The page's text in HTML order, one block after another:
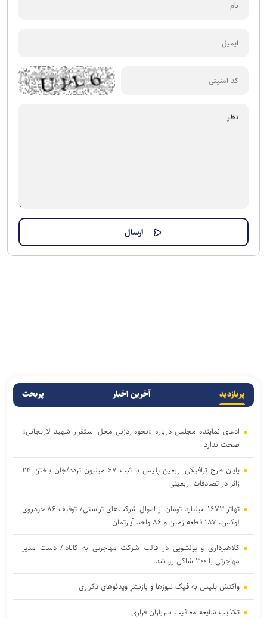
پربازدید آخرین اخبار پربحث
ادعای نماینده مجلس درباره «نحوه ردزنی محل استقرار شهید لاریجانی»
صحت ندارد
پایان طرح ترافیکی اربعین پلیس با ثبت ۶۷ میلیون تردد/جان باختن ۲۴
زائر در تصادفات اربعینی
تهاتر ۱۶۷۳ میلیارد تومان از اموال شرکت‌های تراستی/ توقیف ۸۶ خودروی
لوکس، ۱۸۷ قطعه زمین و ۸۶ واحد آپارتمان
کلاهبرداری و پولشویی در قالب شرکت مهاجرتی به کانادا/ دست مدیر
مهاجرتی با ۳۰۰ شاکی رو شد
واکنش پلیس به فیک نیوزها و بازنشرِ ویدئوهایِ تکراری
تکذیب شایعه معافیت سربازان فراری